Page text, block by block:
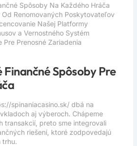
Spôsoby Na Každého Hráča
Od Renomovaných Poskytovateľov
Našej Platformy
a Vernostného Systém
Pre Prenosné Zariadenia
Spôsoby Pre
spinaniacasino.sk/dbá na
aj výberoch. Chápeme
transakcií, preto sme integrovali
riešení, ktoré zodpovedajú
trhu.